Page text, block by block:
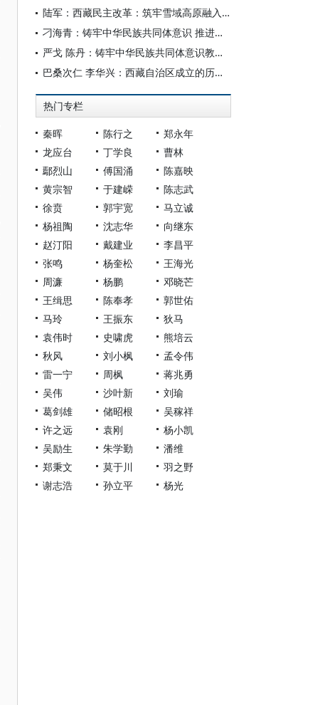
陆军：西藏民主改革：筑牢雪域高原融入国家一体化发展的坚实根基
刁海青：铸牢中华民族共同体意识 推进西藏民族文化艺术繁荣发展
严戈 陈丹：铸牢中华民族共同体意识教育的理论深化与西藏实践
巴桑次仁 李华兴：西藏自治区成立的历史必然、重要意义与经验启示
热门专栏
秦晖 陈行之
郑永年
龙应台
丁学良
曹林
鄢烈山
傅国涌
陈嘉映
黄宗智
于建嵘
陈志武
徐贲
郭宇宽
马立诚
杨祖陶
沈志华
向继东
赵汀阳
戴建业
李昌平
张鸣
杨奎松
王海光
周濂
杨鹏
邓晓芒
王缉思
陈奉孝
郭世佑
马玲
王振东
狄马
袁伟时
史啸虎
熊培云
秋风
刘小枫
孟令伟
雷一宁
周枫
蒋兆勇
吴伟
沙叶新
刘瑜
葛剑雄
储昭根
吴稼祥
许之远
袁刚
杨小凯
吴励生
朱学勤
潘维
郑秉文
莫于川
羽之野
谢志浩
孙立平 杨光